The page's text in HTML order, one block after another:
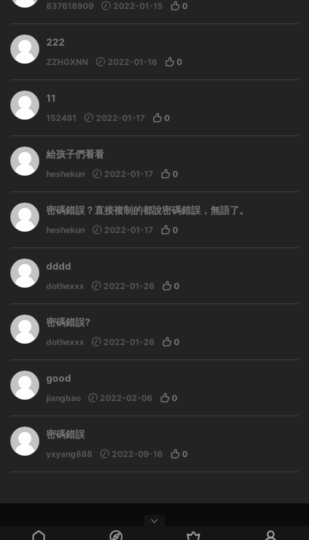
837618909 2022-01-15 0
222
ZZHGXNN 2022-01-16 0
11
152481 2022-01-17 0
給孩子們看看
heshekun 2022-01-17 0
密碼錯誤？直接複制的都說密碼錯誤，無語了。
heshekun 2022-01-17 0
dddd
dothexxx 2022-01-26 0
密碼錯誤?
dothexxx 2022-01-26 0
good
jiangbao 2022-02-06 0
密碼錯誤
yxyang888 2022-09-16 0
自豪的采用 主題